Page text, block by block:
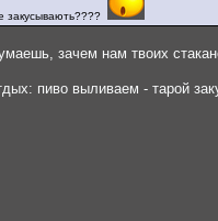
закусывають????
зачем нам твоих
пиво выливаем - тарой